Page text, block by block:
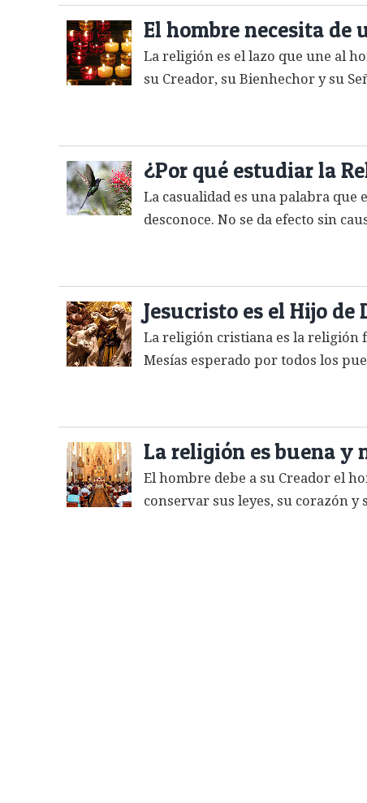
El hombre necesita de
La religión es el lazo que une al
su Creador, su Bienhechor y su
¿Por qué estudiar la
La casualidad es una palabra
desconoce. No se da efecto sin
Jesucristo es el Hijo de
La religión cristiana es la religión
Mesías esperado por todos los
La religión es buena y
El hombre debe a su Creador el
conservar sus leyes, su corazón